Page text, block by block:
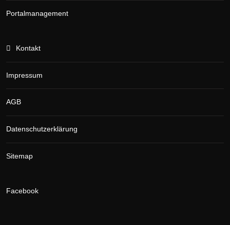
Portalmanagement
Kontakt
Impressum
AGB
Datenschutzerklärung
Sitemap
Facebook